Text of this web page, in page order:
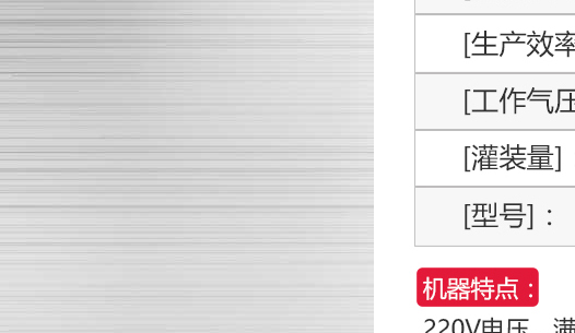
酸奶全自动灌装封口机具有怎么样的特点呢？